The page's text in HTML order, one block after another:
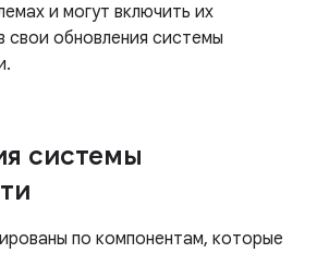
и могут включить их
свои обновления системы
системы
по компонентам, которые